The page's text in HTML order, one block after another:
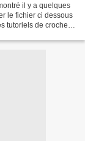
il y a quelques
le fichier ci dessous